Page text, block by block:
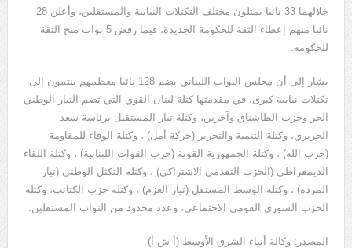
خلالهما 33 نائبا يمثلون مختلف التكتلات النيابية والمستقلين، وأعلن 28
نائبا منهم إعطاء الثقة للحكومة الجديدة، فيما رفض 5 نواب منح الثقة
للحكومة.
يشار إلى أن مجلس النواب اللبناني يضم 128 نائبا معظمهم ينتمون إلى
تكتلات نيابية كبرى، في مقدمتها كتلة لبنان القوي التي تضم التيار الوطني
الحر وحزب الطاشناق وآخرين، وكتلة تيار المستقبل برئاسة سعد
الحريري، وكتلة التنمية والتحرير (حركة أمل) ، وكتلة الوفاء للمقاومة
(حزب الله) ، وكتلة الجمهورية القوية (حزب القوات اللبنانية) ، وكتلة اللقاء
الديمقراطي (الحزب التقدمي الاشتراكي) ، وكتلة التكتل الوطني (تيار
المردة) ، وكتلة الوسط المستقل (تيار العزم) ، وكتلة حزب الكتائب، وكتلة
الحزب السوري القومي الاجتماعي، وعدد محدود من النواب المستقلين.
المصدر: وكالة أنباء الشرق الأوسط (أ ش أ)